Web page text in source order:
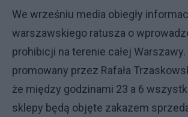
We wrześniu media obiegły
warszawskiego ratusza o
prohibicji na terenie całej
promowany przez Rafała
że między godzinami 23 a 6
sklepy będą objęte zakazem